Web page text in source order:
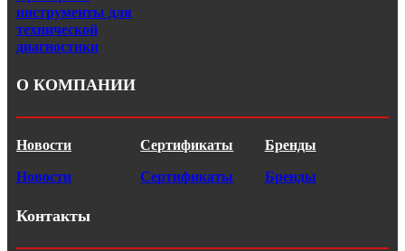
инструменты для
технической
диагностики
О КОМПАНИИ
Новости Сертификаты Бренды
Новости Сертификаты Бренды
Контакты